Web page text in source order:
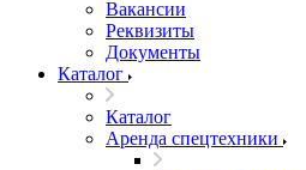
Вакансии
Реквизиты
Документы
Каталог
Каталог
Аренда спецтехники